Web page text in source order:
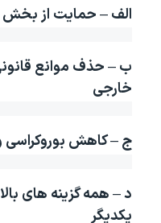
فرهنگ و زندگی
اقتصادی
علم و فناوری
آرشیو پخش زنده
مستندها
حمله جمهوری اسلامی به
رمز مهسا
مجموعه مستندهای دادخواهی
تریبونال مردمی آبان ۹۸
دنبال کنید
الف – حمایت از
ب – حذف موانع
خارجی
ج – کاهش بوروکراسی
د – همه گزینه های
یکدیگر